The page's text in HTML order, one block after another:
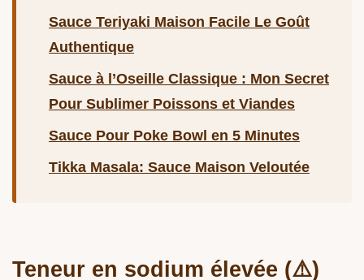
Sauce Teriyaki Maison Facile Le Goût
Authentique
Sauce à l’Oseille Classique : Mon Secret
Pour Sublimer Poissons et Viandes
Sauce Pour Poke Bowl en 5 Minutes
Tikka Masala: Sauce Maison Veloutée
Teneur en sodium élevée (⚠️)